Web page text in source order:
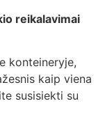
reikalavimai
konteineryje,
kaip viena
susisiekti su